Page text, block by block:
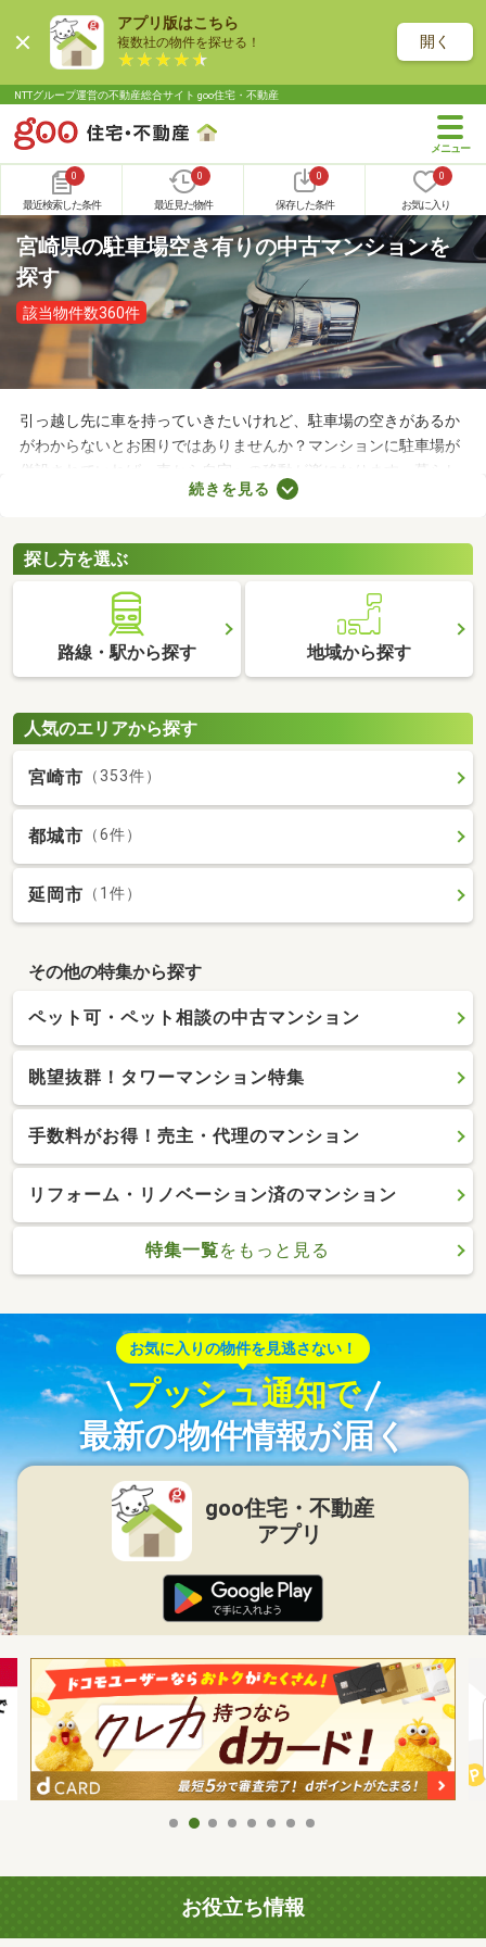
アプリ版はこちら
複数社の物件を探せる！ 開く
NTTグループ運営の不動産総合サイト goo住宅・不動産
0
最近検索した条件
0
最近見た物件
0
保存した条件
0
お気に入り
宮崎県の駐車場空き有りの中古マンションを
探す
該当物件数360件
引っ越し先に車を持っていきたいけれど、駐車場の空きがあるか
がわからないとお困りではありませんか？マンションに駐車場が
併設されていれば、車から自宅への移動が楽になります。暮らし
やすさに直結するポイントなので、購入前に必ず駐車場の空きが
中古マンションを紹介します。
続きを見る
探し方を選ぶ
路線・駅から探す 地域から探す
人気のエリアから探す
宮崎市 （353件）
都城市 （6件）
延岡市 （1件）
その他の特集から探す
ペット可・ペット相談の中古マンション
眺望抜群！タワーマンション特集
手数料がお得！売主・代理のマンション
リフォーム・リノベーション済のマンション
特集一覧をもっと見る
お気に入りの物件を見逃さない！
プッシュ通知で
最新の物件情報が届く
goo住宅・不動産
アプリ
お役立ち情報